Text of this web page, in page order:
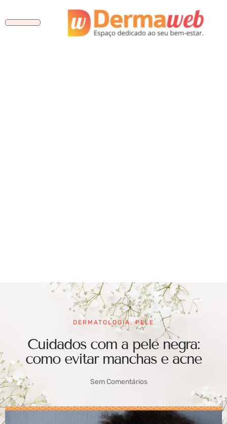
DERMATOLOGIA,PELE
Cuidados com a pele negra:
como evitar manchas e acne
Sem Comentários